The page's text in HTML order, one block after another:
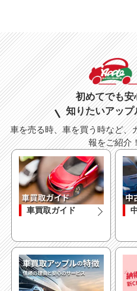
初めてでも安
知りたいアップ
車を売る時、車を買う時など、
報をご紹介
車買取ガイド